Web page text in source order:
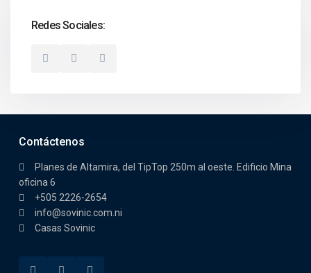
Redes Sociales:
Contáctenos
Planes de Altamira, del TipTop 250m al oeste. Edificio Mina
oficina 6
+505 2226-2654
info@sovinic.com.ni
Casas Sovinic